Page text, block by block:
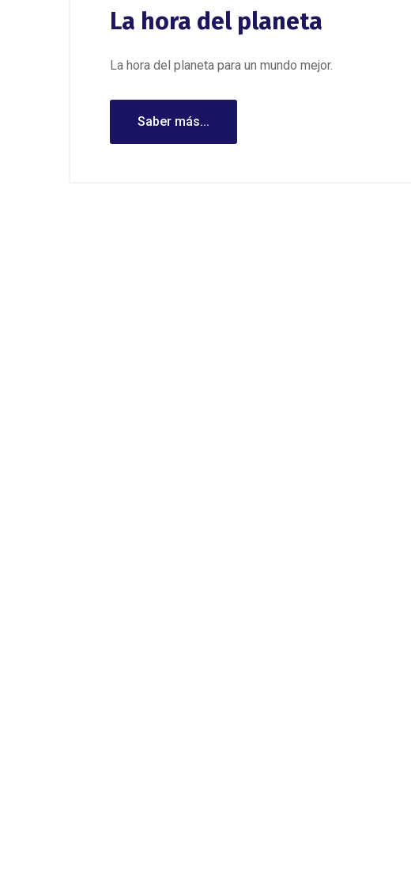
La hora del planeta
La hora del planeta para un mundo mejor.
Saber más...